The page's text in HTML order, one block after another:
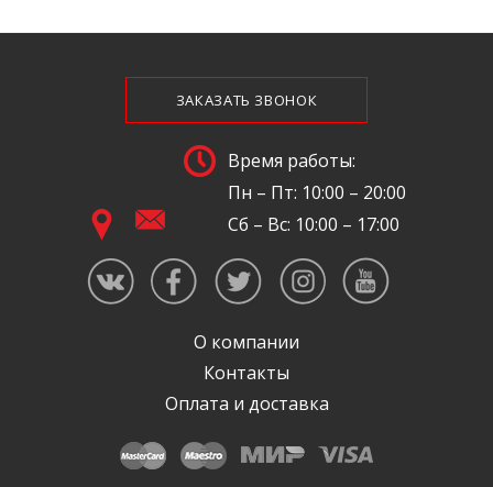
ЗАКАЗАТЬ ЗВОНОК
Время работы:
Пн – Пт: 10:00 – 20:00
Сб – Вс: 10:00 – 17:00
О компании
Контакты
Оплата и доставка